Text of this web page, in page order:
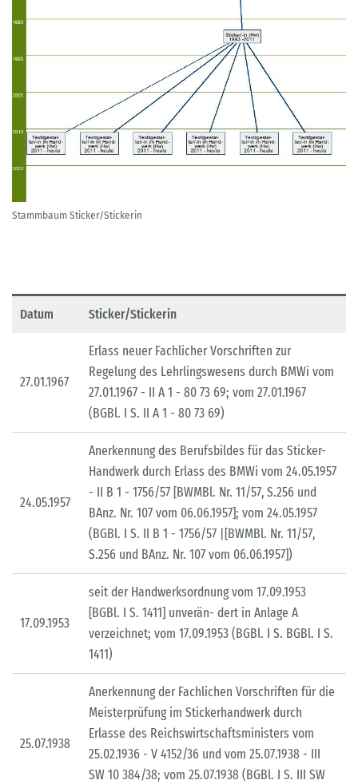
Stammbaum Sticker/Stickerin
Datum Sticker/Stickerin
27.01.1967
Erlass neuer Fachlicher Vorschriften zur
Regelung des Lehrlingswesens durch BMWi vom
27.01.1967 - II A 1 - 80 73 69; vom 27.01.1967
(BGBl. I S. II A 1 - 80 73 69)
24.05.1957
Anerkennung des Berufsbildes für das Sticker-
Handwerk durch Erlass des BMWi vom 24.05.1957
- II B 1 - 1756/57 [BWMBl. Nr. 11/57, S.256 und
BAnz. Nr. 107 vom 06.06.1957]; vom 24.05.1957
(BGBl. I S. II B 1 - 1756/57 |[BWMBl. Nr. 11/57,
S.256 und BAnz. Nr. 107 vom 06.06.1957])
17.09.1953
seit der Handwerksordnung vom 17.09.1953
[BGBl. I S. 1411] unverän- dert in Anlage A
verzeichnet; vom 17.09.1953 (BGBl. I S. BGBl. I S.
1411)
25.07.1938
Anerkennung der Fachlichen Vorschriften für die
Meisterprüfung im Stickerhandwerk durch
Erlasse des Reichswirtschaftsministers vom
25.02.1936 - V 4152/36 und vom 25.07.1938 - III
SW 10 384/38; vom 25.07.1938 (BGBl. I S. III SW